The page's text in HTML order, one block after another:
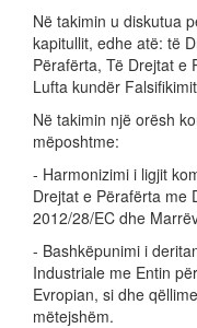
Në takimin u diskutua
kapitullit, edhe atë: të
Përafërta, Të Drejtat e
Lufta kundër
Në takimin një orësh
mëposhtme:
- Harmonizimi i ligjit
Drejtat e Përafërta me
2012/28/EC dhe
- Bashkëpunimi i
Industriale me Entin
Evropian, si dhe
mëtejshëm.